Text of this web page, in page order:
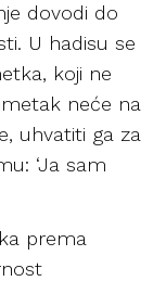
dovodi do
U hadisu se
koji ne
neće na
uhvatiti ga za
‘Ja sam
prema